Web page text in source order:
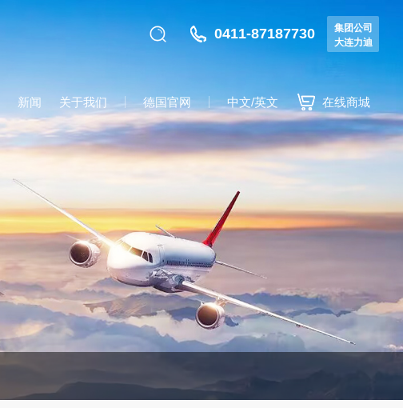
集团公司
大连力迪
0411-87187730
新闻 关于我们 德国官网 中文/英文 在线商城